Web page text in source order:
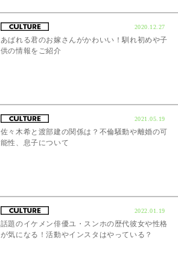
2020.12.27
あばれる君のお嫁さんがかわいい！馴れ初めや子
供の情報をご紹介
2021.05.19
佐々木希と渡部建の関係は？不倫騒動や離婚の可
能性、息子について
2022.01.19
話題のイケメン俳優ユ・スンホの歴代彼女や性格
が気になる！活動やインスタはやっている？